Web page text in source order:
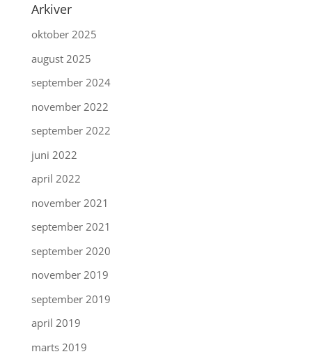
Arkiver
oktober 2025
august 2025
september 2024
november 2022
september 2022
juni 2022
april 2022
november 2021
september 2021
september 2020
november 2019
september 2019
april 2019
marts 2019